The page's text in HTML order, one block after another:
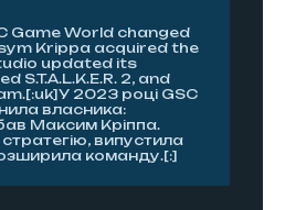
Game World changed
Krippa acquired the
updated its
S.T.A.L.K.E.R. 2, and
2023 році GSC
власника:
Максим Кріппа.
випустила
розширила команду.[:]